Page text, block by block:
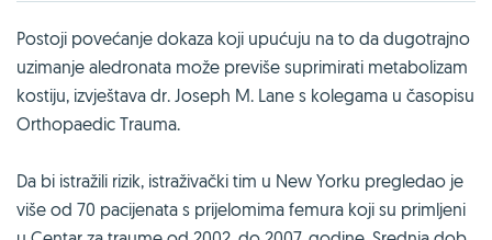
Postoji povećanje dokaza koji upućuju na to da dugotrajno
uzimanje aledronata može previše suprimirati metabolizam
kostiju, izvještava dr. Joseph M. Lane s kolegama u časopisu
Orthopaedic Trauma.
Da bi istražili rizik, istraživački tim u New Yorku pregledao je
više od 70 pacijenata s prijelomima femura koji su primljeni